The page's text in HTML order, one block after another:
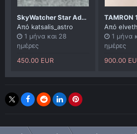
SkyWatcher Star Adventurer 2i WiFi Pro
Από katsalis_astro
1 μήνα και 28
ημέρες
450.00 EUR
Από
1 μήνα
ημέρες
900.00